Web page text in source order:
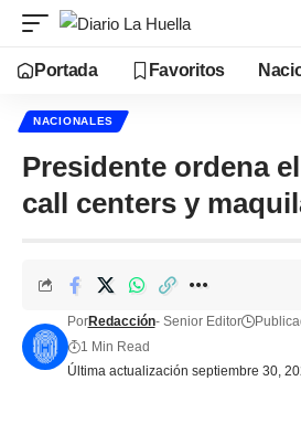
Portada Favoritos
NACIONALES
Presidente ordena
call centers y
Última actualización septiembre 30,
PorRedacción- Senior Editor
1 Min Read